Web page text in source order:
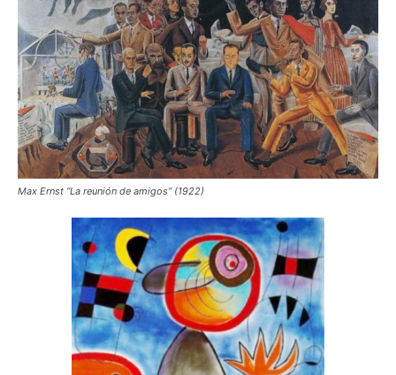
Max Ernst “La reunión de amigos” (1922)